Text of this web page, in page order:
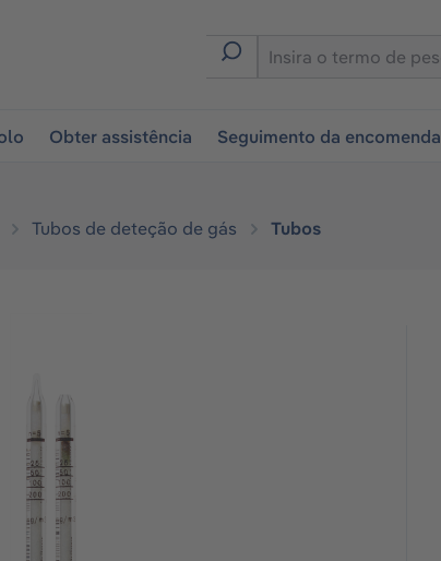
Obter assistência Seguimento da encomenda
Tubos de deteção de gás Tubos